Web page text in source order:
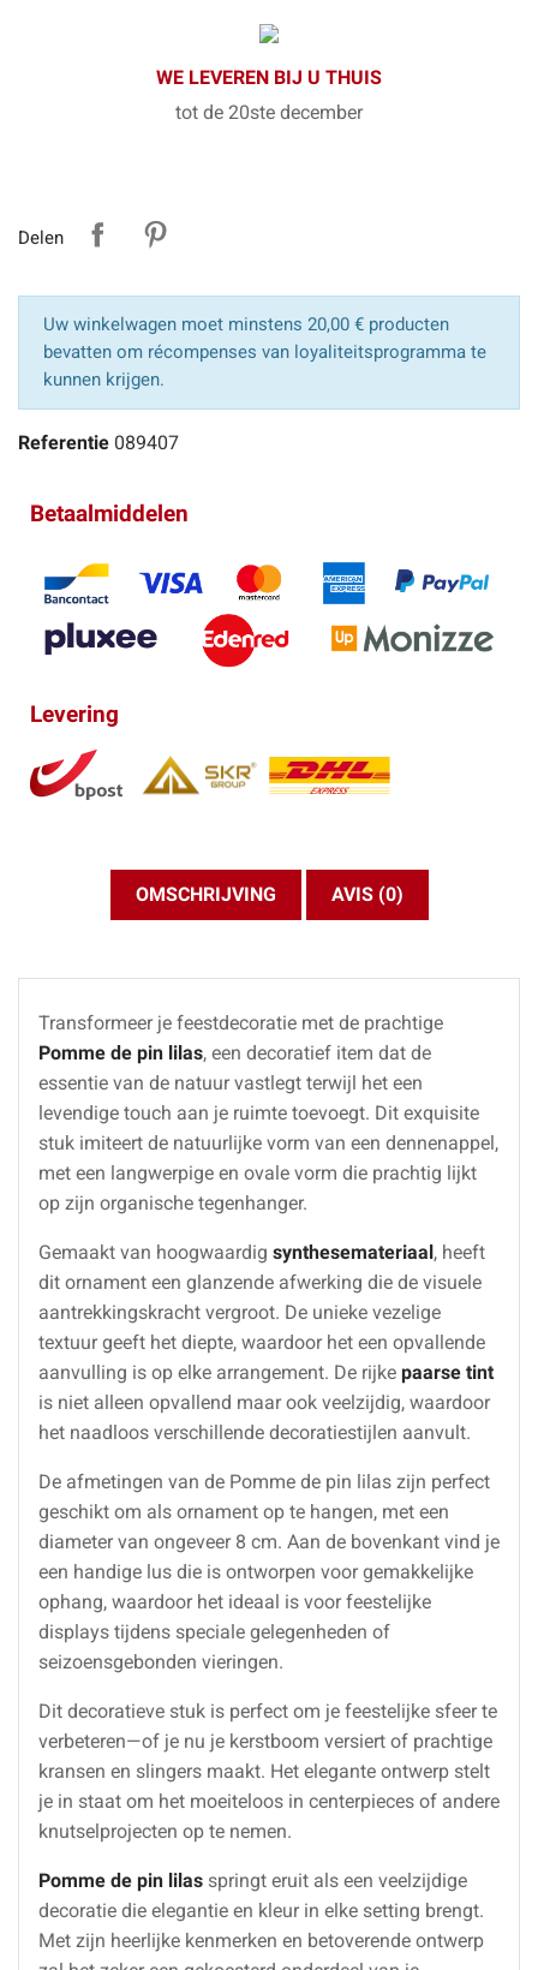
WE LEVEREN BIJ U THUIS
tot de 20ste december
Delen
Uw winkelwagen moet minstens 20,00 € producten
bevatten om récompenses van loyaliteitsprogramma te
kunnen krijgen.
Referentie 089407
Betaalmiddelen
Levering
OMSCHRIJVING AVIS (0)
Transformeer je feestdecoratie met de prachtige
Pomme de pin lilas, een decoratief item dat de
essentie van de natuur vastlegt terwijl het een
levendige touch aan je ruimte toevoegt. Dit exquisite
stuk imiteert de natuurlijke vorm van een dennenappel,
met een langwerpige en ovale vorm die prachtig lijkt
op zijn organische tegenhanger.
Gemaakt van hoogwaardig synthesemateriaal, heeft
dit ornament een glanzende afwerking die de visuele
aantrekkingskracht vergroot. De unieke vezelige
textuur geeft het diepte, waardoor het een opvallende
aanvulling is op elke arrangement. De rijke paarse tint
is niet alleen opvallend maar ook veelzijdig, waardoor
het naadloos verschillende decoratiestijlen aanvult.
De afmetingen van de Pomme de pin lilas zijn perfect
geschikt om als ornament op te hangen, met een
diameter van ongeveer 8 cm. Aan de bovenkant vind je
een handige lus die is ontworpen voor gemakkelijke
ophang, waardoor het ideaal is voor feestelijke
displays tijdens speciale gelegenheden of
seizoensgebonden vieringen.
Dit decoratieve stuk is perfect om je feestelijke sfeer te
verbeteren—of je nu je kerstboom versiert of prachtige
kransen en slingers maakt. Het elegante ontwerp stelt
je in staat om het moeiteloos in centerpieces of andere
knutselprojecten op te nemen.
Pomme de pin lilas springt eruit als een veelzijdige
decoratie die elegantie en kleur in elke setting brengt.
Met zijn heerlijke kenmerken en betoverende ontwerp